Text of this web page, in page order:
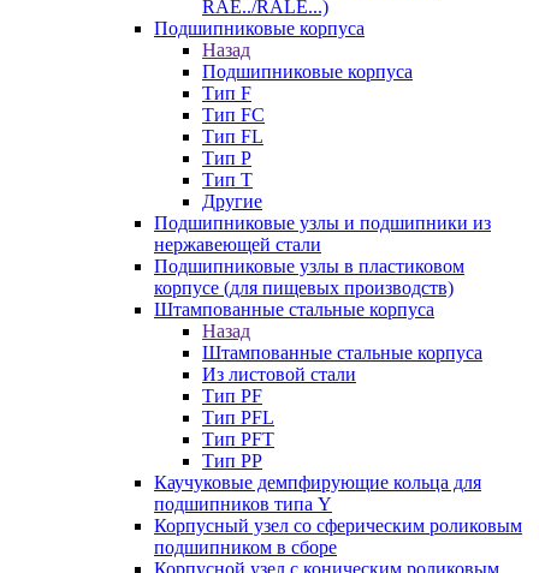
RAE../RALE...)
Подшипниковые корпуса
Назад
Подшипниковые корпуса
Тип F
Тип FC
Тип FL
Тип P
Тип T
Другие
Подшипниковые узлы и подшипники из
нержавеющей стали
Подшипниковые узлы в пластиковом
корпусе (для пищевых производств)
Штампованные стальные корпуса
Назад
Штампованные стальные корпуса
Из листовой стали
Тип PF
Тип PFL
Тип PFT
Тип PP
Каучуковые демпфирующие кольца для
подшипников типа Y
Корпусный узел со сферическим роликовым
подшипником в сборе
Корпусной узел с коническим роликовым